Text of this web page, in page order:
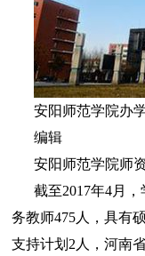
安阳师范学院办
编辑
安阳师范学院师
截至2017年4月
务教师475人，具有
支持计划2人，河南